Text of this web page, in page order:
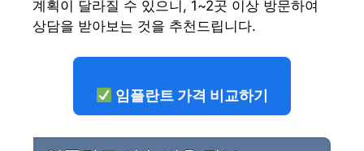
계획이 달라질 수 있으니, 1~2곳 이상 방문하여
상담을 받아보는 것을 추천드립니다.
임플란트 가격 비교하기